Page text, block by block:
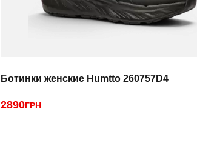
Ботинки женские Humtto 260757D4
2890ГРН